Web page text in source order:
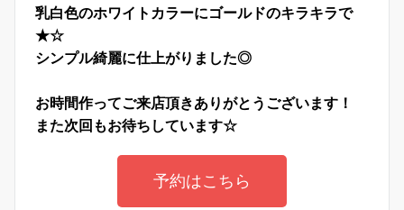
乳白色のホワイトカラーにゴールドのキラキラで
★☆
シンプル綺麗に仕上がりました◎
お時間作ってご来店頂きありがとうございます！
また次回もお待ちしています☆
予約はこちら